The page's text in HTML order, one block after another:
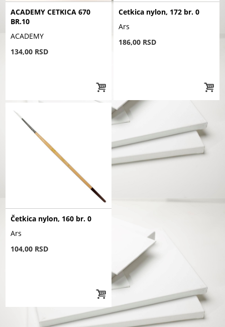
ACADEMY CETKICA 670
BR.10
ACADEMY
134,00 RSD
Cetkica nylon, 172 br. 0
Ars
186,00 RSD
Četkica nylon, 160 br. 0
Ars
104,00 RSD